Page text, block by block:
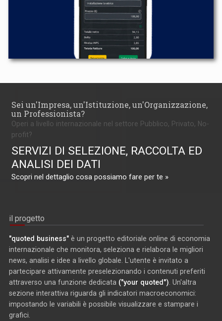
Sei un'Impresa, un'Istituzione, un'Organizzazione,
un Professionista?
Operi a livello internazionale nel settore Pubblico, Privato, No-
profit?
SERVIZI DI SELEZIONE, RACCOLTA ED
ANALISI DEI DATI
Scopri nel dettaglio cosa possiamo fare per te »
il progetto
"quoted business" è un progetto editoriale online di economia
internazionale che monitora, seleziona e rielabora le migliori
news, analisi e idee a livello globale. L'utente è invitato a
partecipare attivamente preselezionando i contenuti preferiti
attraverso una funzione dedicata ("your quoted") . Un'altra
sezione interattiva riguarda gli indicatori macroeconomici:
impostando le variabili è possibile visualizzare e stampare i
grafici.